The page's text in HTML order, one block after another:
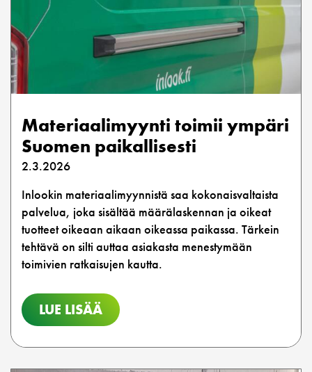
Materiaalimyynti toimii ympäri
Suomen paikallisesti
2.3.2026
Inlookin materiaalimyynnistä saa kokonaisvaltaista
palvelua, joka sisältää määrälaskennan ja oikeat
tuotteet oikeaan aikaan oikeassa paikassa. Tärkein
tehtävä on silti auttaa asiakasta menestymään
toimivien ratkaisujen kautta.
LUE LISÄÄ